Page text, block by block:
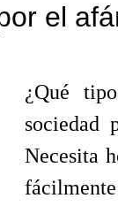
el
¿Qué
sociedad
Necesita